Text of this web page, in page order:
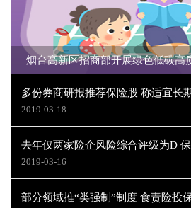
烟台高新区招商部开展绿色低碳高
多份券商研报推荐保险股 称适宜长
2019-03-18
去年仅两家险企风险综合评级为D
2019-03-16
部分领域推“类强制”制度 食责险投